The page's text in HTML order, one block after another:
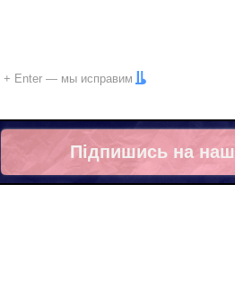
+ Enter — мы исправим
Підпишись на наш
Facebook